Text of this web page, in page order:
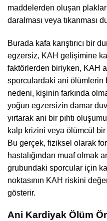
maddelerden oluşan
daralması veya tıkanması
Burada kafa karıştırıcı bir
egzersiz, KAH gelişimine
faktörlerden biriyken, KAH
sporculardaki ani ölümlerin
nedeni, kişinin farkında
yoğun egzersizin damar
yırtarak ani bir pıhtı
kalp krizini veya ölümcül
Bu gerçek, fiziksel olarak
hastalığından muaf olmak
grubundaki sporcular için
noktasının KAH riskini
gösterir.
Ani Kardiyak Ölüm